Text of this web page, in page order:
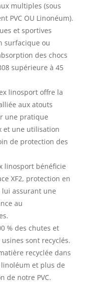
multiples (sous
PVC OU Linonéum).
et sportives
surfacique ou
des chocs
supérieure à 45
linosport offre la
aux atouts
une pratique
et une utilisation
de protection des
linosport bénéficie
XF2, protection en
assurant une
au
% des chutes et
sont recyclés.
recyclée dans
et plus de
de notre PVC.